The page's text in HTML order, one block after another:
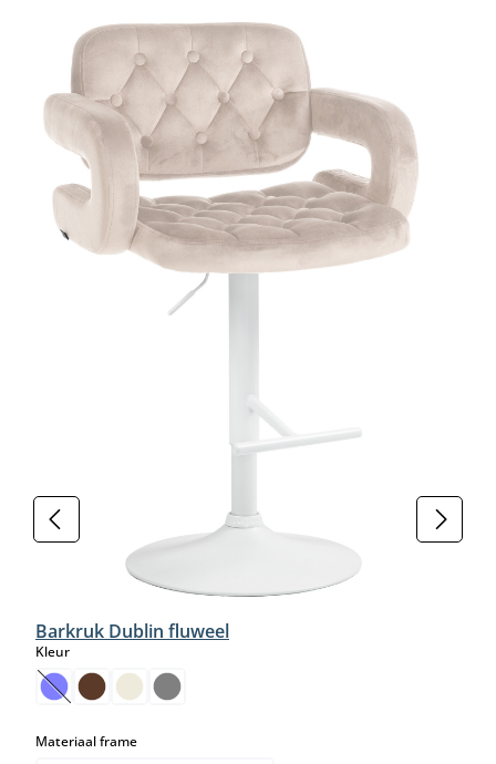
Barkruk Dublin fluweel
Kleurselect
(Deze optie is momenteel niet beschikbaar.)
Materiaal frameselect